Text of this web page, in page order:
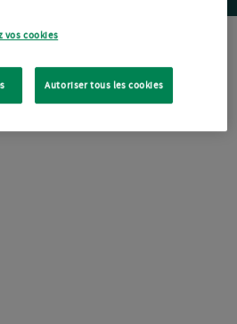
vos cookies
Autoriser tous les cookies